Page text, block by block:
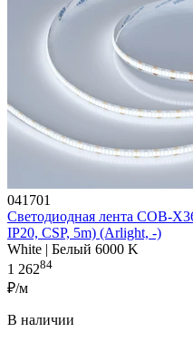
041701
Светодиодная лента COB-
IP20, CSP, 5m) (Arlight, -)
White | Белый 6000 K
1 26284
₽/м
В наличии